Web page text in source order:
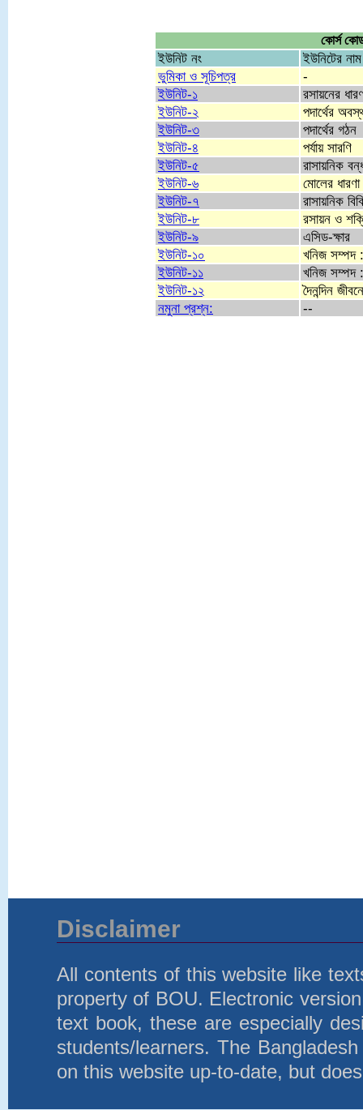
কোর্স
ইউনিট নং
ইউনিটের নাম
ভুমিকা ও সূচিপত্র
-
ইউনিট-১
রসায়নের
ইউনিট-২
পদার্থের
ইউনিট-৩
পদার্থের গঠন
ইউনিট-৪
পর্যায় সারণি
ইউনিট-৫
রাসায়নিক
ইউনিট-৬
মোলের
ইউনিট-৭
রাসায়নিক
ইউনিট-৮
রসায়ন ও
ইউনিট-৯
এসিড-ক্ষার
ইউনিট-১০
খনিজ সম্পদ
ইউনিট-১১
খনিজ সম্পদ :
ইউনিট-১২
দৈনন্দিন
নমুনা প্রশ্ন:
--
Disclaimer
All contents of this website like
property of BOU. Electronic
text book, these are especially
students/learners. The
on this website up-to-date, but